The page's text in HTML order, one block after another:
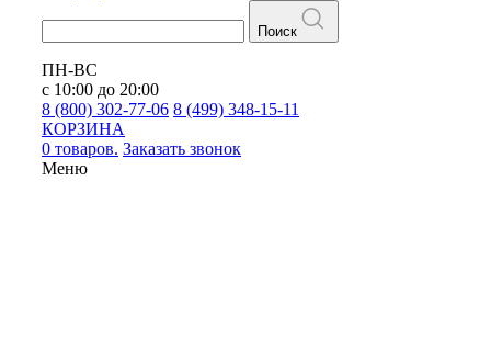
Поиск
ПН-ВС
с 10:00 до 20:00
8 (800) 302-77-06 8 (499) 348-15-11
КОРЗИНА
0 товаров. Заказать звонок
Меню